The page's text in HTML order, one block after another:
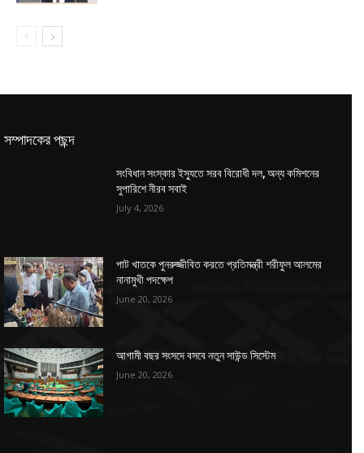
সম্পাদকের পছন্দ
সংবিধান সংস্কার ইস্যুতে সরব বিরোধী দল, অন্য কমিশনের
সুপারিশে নীরব সবাই
July 4, 2026
পাট খাতকে পুনরুজ্জীবিত করতে প্রতিমন্ত্রী শরীফুল আলমের
নানামুখী পদক্ষেপ
June 20, 2026
আগামী বছর সংসদে বসবে নতুন সাউন্ড সিস্টেম
June 20, 2026